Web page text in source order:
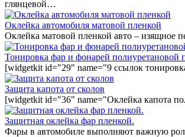
глянцевой…
Оклейка автомобиля матовой пленкой
Оклейка матовой пленкой авто – изящное
Тонировка фар и фонарей полиуретановой
[widgetkit id="29" name="9 ссылок
Защита капота от сколов
[widgetkit id="36" name="Оклейка капота
Защитная оклейка фар пленкой.
Фары в автомобиле выполняют важную